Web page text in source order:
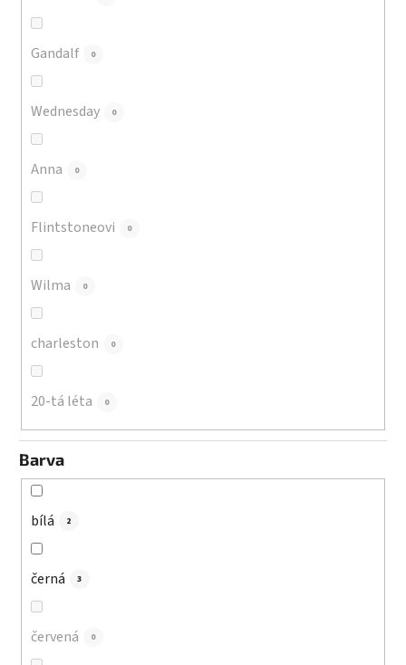
Gandalf 0
Wednesday 0
Anna 0
Flintstoneovi 0
Wilma 0
charleston 0
20-tá léta 0
Barva
bílá 2
černá 3
červená 0